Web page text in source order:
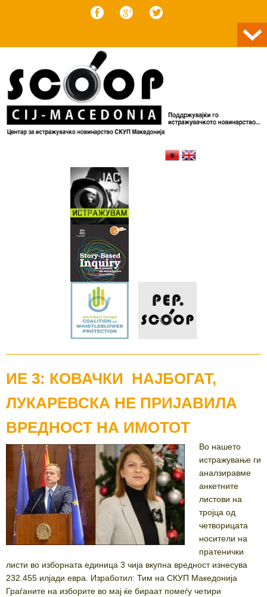
ИЕ 3: КОВАЧКИ НАЈБОГАТ,
ЛУКАРЕВСКА НЕ ПРИЈАВИЛА
ВРЕДНОСТ НА ИМОТОТ
Во нашето
истражување ги
аналзиравме
анкетните
листови на
тројца од
четворицата
носители на
пратенички
листи во изборната единица 3 чија вкупна вредност изнесува
232.455 илјади евра. Изработил: Тим на СКУП Македонија
Граѓаните на изборите во мај ќе бираат помеѓу четири